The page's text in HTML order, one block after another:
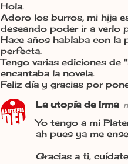
Hola.
Adoro los burros, mi hija
deseando poder ir a verlo
Hace años hablaba con la
perfecta.
Tengo varias ediciones de
encantaba la novela.
Feliz día y gracias por
La utopía de Irma
Yo tengo a mi
ah pues ya me
Gracias a ti,